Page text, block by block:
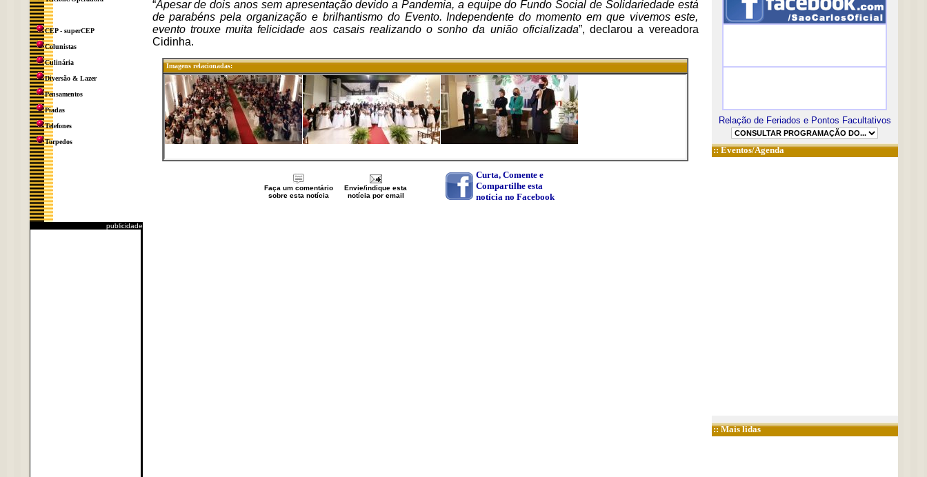
CEP - superCEP
Colunistas
Culinária
Diversão & Lazer
Pensamentos
Piadas
Telefones
Torpedos
publicidade
“Apesar de dois anos sem apresentação devido a Pandemia, a equipe do Fundo Social de Solidariedade está
de parabéns pela organização e brilhantismo do Evento. Independente do momento em que vivemos este,
evento trouxe muita felicidade aos casais realizando o sonho da união oficializada”, declarou a vereadora
Cidinha.
Imagens relacionadas:
Curta, Comente e
Compartilhe esta
notícia no Facebook
Faça um comentário
sobre esta notícia
Envie/indique esta
notícia por email
Relação de Feriados e Pontos Facultativos
::Eventos/Agenda
:: Mais lidas